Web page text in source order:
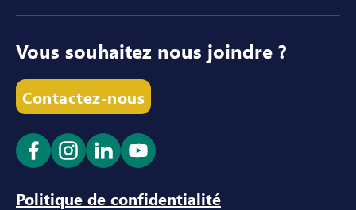
Vous souhaitez nous joindre ?
Contactez-nous
Ouvrir le lien dans un nouvel onglet
Ouvrir le lien dans un nouvel onglet
Ouvrir le lien dans un nouvel
Ouvrir le lien dans un
Politique de confidentialité